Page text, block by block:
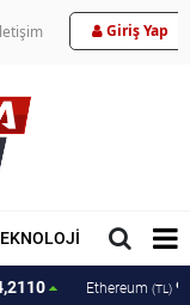
Giriş Yap
MAGAZİN
Ethereum (TL)